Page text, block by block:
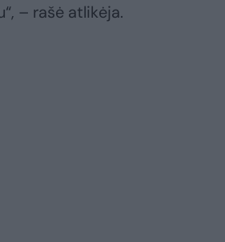
– rašė atlikėja.